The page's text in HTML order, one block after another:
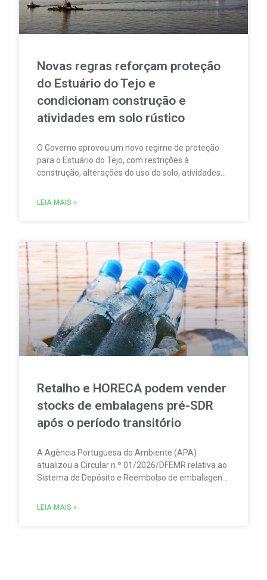
Novas regras reforçam proteção
do Estuário do Tejo e
condicionam construção e
atividades em solo rústico
O Governo aprovou um novo regime de proteção
para o Estuário do Tejo, com restrições à
construção, alterações do uso do solo, atividades
motorizada e sobrevoos nas áreas abrangidas pela
LEIA MAIS »
Retalho e HORECA podem vender
stocks de embalagens pré-SDR
após o período transitório
A Agência Portuguesa do Ambiente (APA)
atualizou a Circular n.º 01/2026/DFEMR relativa ao
Sistema de Depósito e Reembolso de embalagens
traz um esclarecimento relevante para
LEIA MAIS »